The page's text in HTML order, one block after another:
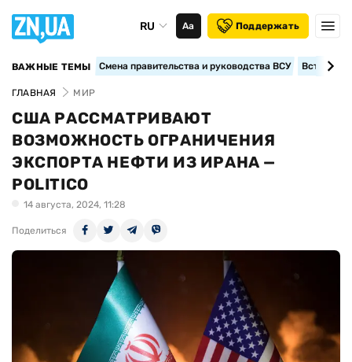
RU Аа Поддержать
ВАЖНЫЕ ТЕМЫ Смена правительства и руководства ВСУ
ГЛАВНАЯ МИР
США РАССМАТРИВАЮТ
ВОЗМОЖНОСТЬ ОГРАНИЧЕНИЯ
ЭКСПОРТА НЕФТИ ИЗ ИРАНА —
POLITICO
14 августа, 2024, 11:28
Поделиться